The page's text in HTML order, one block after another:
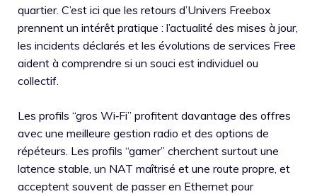
quartier. C’est ici que les retours d’Univers Freebox
prennent un intérêt pratique : l’actualité des mises à jour,
les incidents déclarés et les évolutions de services Free
aident à comprendre si un souci est individuel ou
collectif.
Les profils “gros Wi‑Fi” profitent davantage des offres
avec une meilleure gestion radio et des options de
répéteurs. Les profils “gamer” cherchent surtout une
latence stable, un NAT maîtrisé et une route propre, et
acceptent souvent de passer en Ethernet pour